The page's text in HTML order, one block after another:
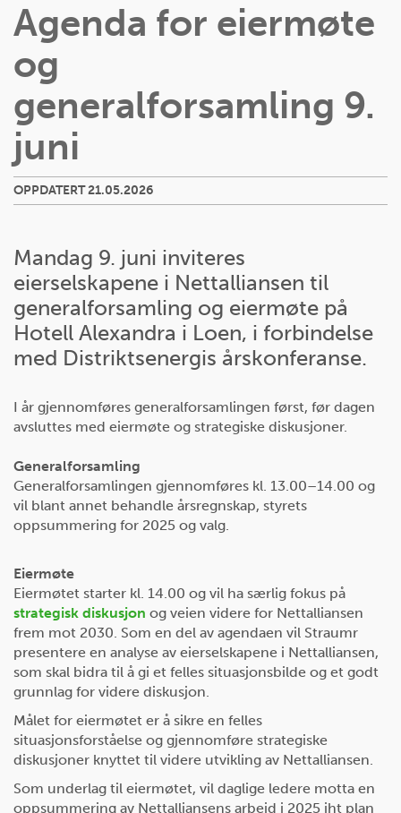
Agenda for eiermøte
og
generalforsamling 9.
juni
OPPDATERT 21.05.2026
Mandag 9. juni inviteres
eierselskapene i Nettalliansen til
generalforsamling og eiermøte på
Hotell Alexandra i Loen, i forbindelse
med Distriktsenergis årskonferanse.
I år gjennomføres generalforsamlingen først, før dagen
avsluttes med eiermøte og strategiske diskusjoner.
Generalforsamling
Generalforsamlingen gjennomføres kl. 13.00–14.00 og
vil blant annet behandle årsregnskap, styrets
oppsummering for 2025 og valg.
Eiermøte
Eiermøtet starter kl. 14.00 og vil ha særlig fokus på
strategisk diskusjon og veien videre for Nettalliansen
frem mot 2030. Som en del av agendaen vil Straumr
presentere en analyse av eierselskapene i Nettalliansen,
som skal bidra til å gi et felles situasjonsbilde og et godt
grunnlag for videre diskusjon.
Målet for eiermøtet er å sikre en felles
situasjonsforståelse og gjennomføre strategiske
diskusjoner knyttet til videre utvikling av Nettalliansen.
Som underlag til eiermøtet, vil daglige ledere motta en
oppsummering av Nettalliansens arbeid i 2025 iht plan